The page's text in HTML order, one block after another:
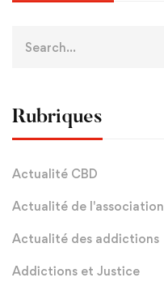
Rubriques
Actualité CBD
Actualité de l'association
Actualité des addictions
Addictions et Justice